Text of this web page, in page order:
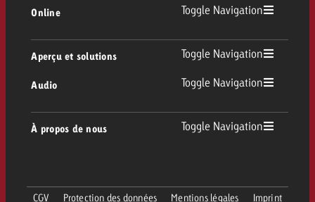
Directives publicitaires TV
Out of Home
Affichage
Digital Out of Home
Online Toggle Navigation
Livraison de supports publicitaires Online
Aperçu et solutions Toggle Navigation
Conseil & Crossmedia
Portfolio Goldbach
Formats publicitaires
Audio Toggle Navigation
À propos de nous Toggle Navigation
CGV Protection des données Mentions légales Imprint